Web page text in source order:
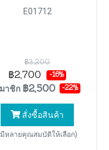
E01712
฿3,200
฿2,700 -16%
าชิก ฿2,500 -22%
สั่งซื้อสินค้า
หลายคุณสมบัติให้เลือก)